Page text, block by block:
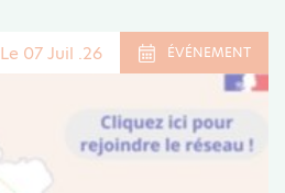
Le 07 Juil .26 ÉVÉNEMENT